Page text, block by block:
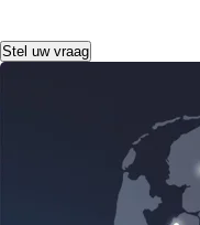
Stel uw vraag